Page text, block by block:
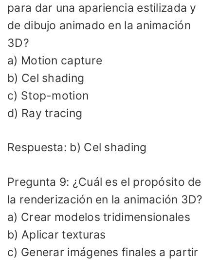
para dar una apariencia estilizada y
de dibujo animado en la animación
3D?
a) Motion capture
b) Cel shading
c) Stop-motion
d) Ray tracing
Respuesta: b) Cel shading
Pregunta 9: ¿Cuál es el propósito de
la renderización en la animación 3D?
a) Crear modelos tridimensionales
b) Aplicar texturas
c) Generar imágenes finales a partir